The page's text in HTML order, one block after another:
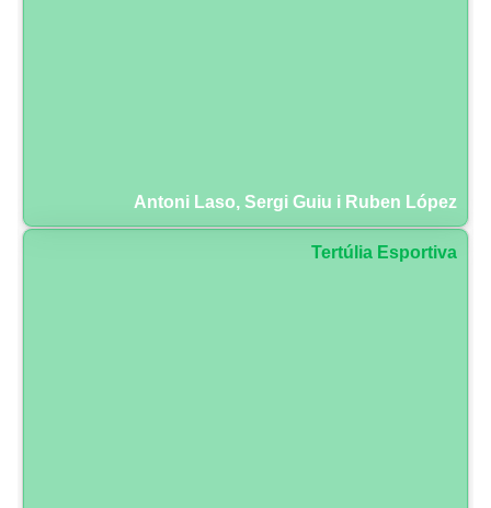
Antoni Laso, Sergi Guiu i Ruben López
Tertúlia Esportiva